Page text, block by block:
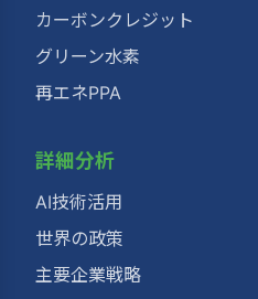
カーボンクレジット
グリーン水素
再エネPPA
詳細分析
AI技術活用
世界の政策
主要企業戦略